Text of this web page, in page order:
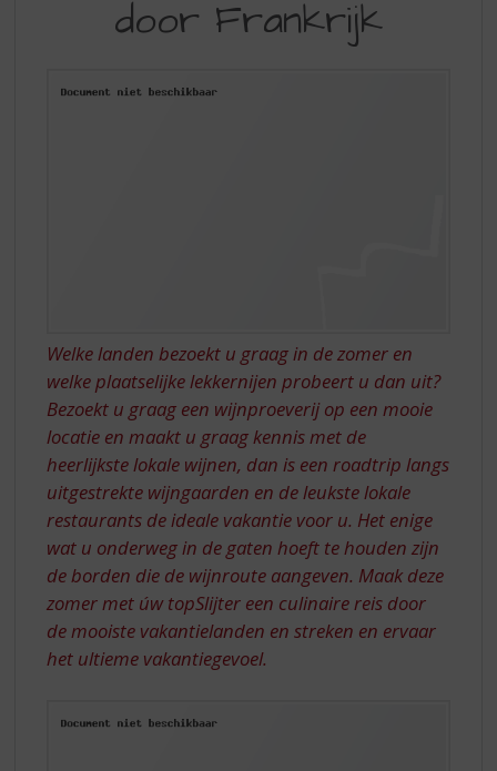
ROADTRIP
FRANKRIJK
door Frankrijk
Welke landen bezoekt u graag in de zomer en
welke plaatselijke lekkernijen probeert u dan uit?
Bezoekt u graag een wijnproeverij op een mooie
locatie en maakt u graag kennis met de
heerlijkste lokale wijnen, dan is een roadtrip langs
uitgestrekte wijngaarden en de leukste lokale
restaurants de ideale vakantie voor u. Het enige
wat u onderweg in de gaten hoeft te houden zijn
de borden die de wijnroute aangeven. Maak deze
zomer met úw topSlijter een culinaire reis door
de mooiste vakantielanden en streken en ervaar
het ultieme vakantiegevoel.